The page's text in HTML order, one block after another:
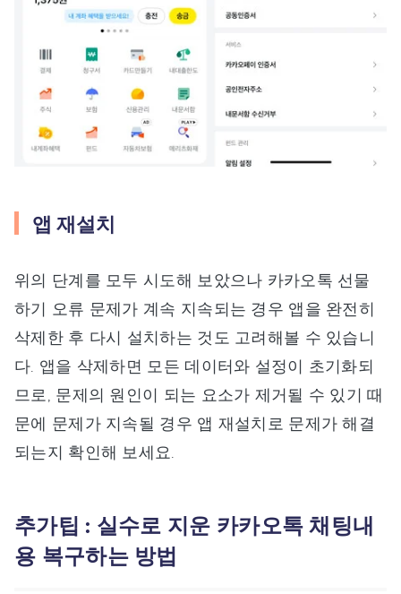
앱 재설치
위의 단계를 모두 시도해 보았으나 카카오톡 선물
하기 오류 문제가 계속 지속되는 경우 앱을 완전히
삭제한 후 다시 설치하는 것도 고려해볼 수 있습니
다. 앱을 삭제하면 모든 데이터와 설정이 초기화되
므로, 문제의 원인이 되는 요소가 제거될 수 있기 때
문에 문제가 지속될 경우 앱 재설치로 문제가 해결
되는지 확인해 보세요.
추가팁 : 실수로 지운 카카오톡 채팅내
용 복구하는 방법